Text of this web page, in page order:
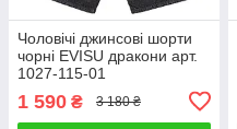
Чоловічі джинсові шорти
чорні EVISU дракони арт.
1027-115-01
1 590 ₴ 3 180 ₴